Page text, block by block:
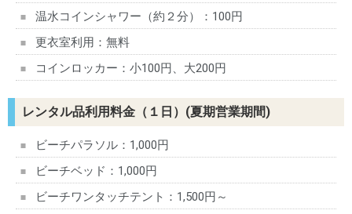
温水コインシャワー（約２分）：100円
更衣室利用：無料
コインロッカー：小100円、大200円
レンタル品利用料金（１日）(夏期営業期間)
ビーチパラソル：1,000円
ビーチベッド：1,000円
ビーチワンタッチテント：1,500円～